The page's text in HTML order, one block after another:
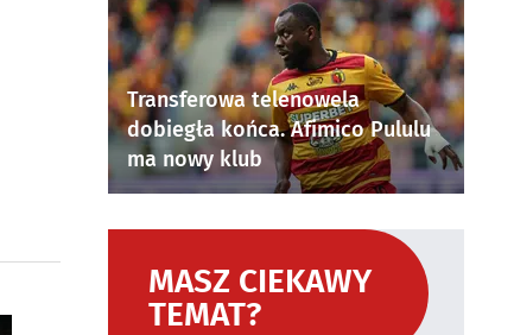
Transferowa telenowela
dobiegła końca. Afimico Pululu
ma nowy klub
MASZ CIEKAWY
TEMAT?